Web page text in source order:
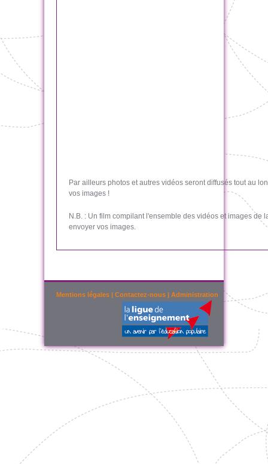
Par ailleurs photos et autres vidéos seront diffusés tout au
vos images !
N.B. : Un film compilant l'ensemble des vidéos et images de
envoyer vos images.
Mentions légales | Contactez-nous | Administration